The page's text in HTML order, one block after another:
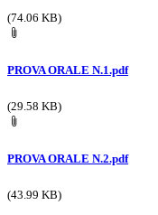
(74.06 KB)
PROVA ORALE N.1.pdf
(29.58 KB)
PROVA ORALE N.2.pdf
(43.99 KB)